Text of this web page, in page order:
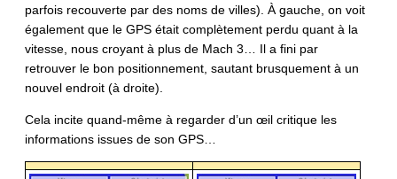
parfois recouverte par des noms de villes). À gauche, on voit
également que le GPS était complètement perdu quant à la
vitesse, nous croyant à plus de Mach 3… Il a fini par
retrouver le bon positionnement, sautant brusquement à un
nouvel endroit (à droite).
Cela incite quand-même à regarder d’un œil critique les
informations issues de son GPS…